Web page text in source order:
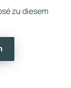
zu diesem